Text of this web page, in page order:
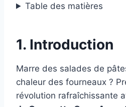
Table des matières
1. Introduction
Marre des salades de
chaleur des fourneaux ?
révolution rafraîchissante